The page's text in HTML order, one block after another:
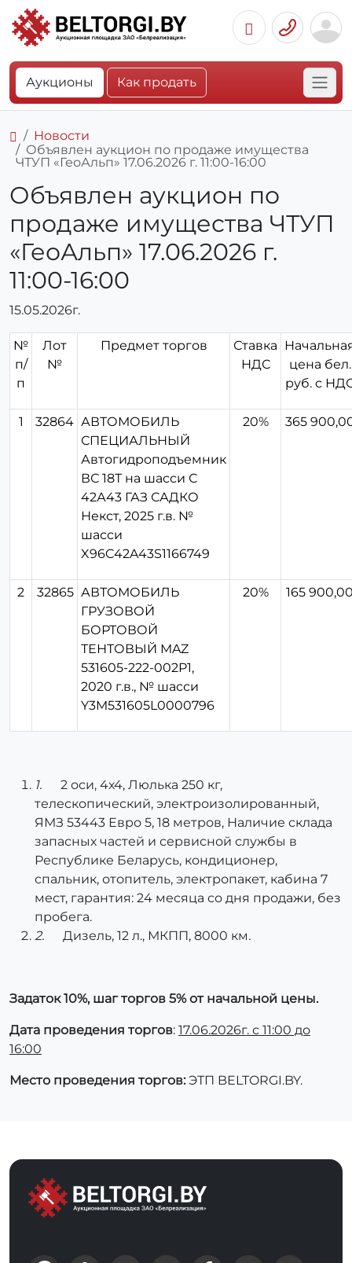
Аукционы Как продать
Новости
Объявлен аукцион по продаже имущества
ЧТУП «ГеоАльп» 17.06.2026 г. 11:00-16:00
Объявлен аукцион по
продаже имущества ЧТУП
«ГеоАльп» 17.06.2026 г.
11:00-16:00
15.05.2026г.
№
п/
п
Лот
№
Предмет торгов
Ставка
НДС
цена бел.
руб. с
1 32864 АВТОМОБИЛЬ
СПЕЦИАЛЬНЫЙ
Автогидроподъемник
ВС 18Т на шасси С
42А43 ГАЗ САДКО
Некст, 2025 г.в. №
шасси
X96C42A43S1166749
20% 365
2 32865 АВТОМОБИЛЬ
ГРУЗОВОЙ
БОРТОВОЙ
ТЕНТОВЫЙ MAZ
531605-222-002P1,
2020 г.в., № шасси
Y3M531605L0000796
20% 165
1. 2 оси, 4х4, Люлька 250 кг,
телескопический, электроизолированный,
ЯМЗ 53443 Евро 5, 18 метров, Наличие склада
запасных частей и сервисной службы в
Республике Беларусь, кондиционер,
спальник, отопитель, электропакет, кабина 7
мест, гарантия: 24 месяца со дня продажи, без
пробега.
2. Дизель, 12 л., МКПП, 8000 км.
Задаток 10%, шаг торгов 5% от начальной цены.
Дата проведения торгов: 17.06.2026г. с 11:00 до
16:00
Место проведения торгов:ЭТП BELTORGI.BY.